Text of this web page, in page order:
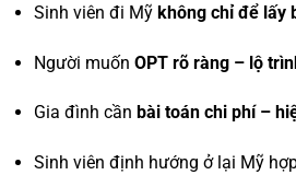
Sinh viên đi Mỹ không chỉ để lấy
Người muốn OPT rõ ràng – lộ
Gia đình cần bài toán chi phí –
Sinh viên định hướng ở lại Mỹ